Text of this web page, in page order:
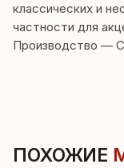
классических и
частности для
Производство —
ПОХОЖИЕ